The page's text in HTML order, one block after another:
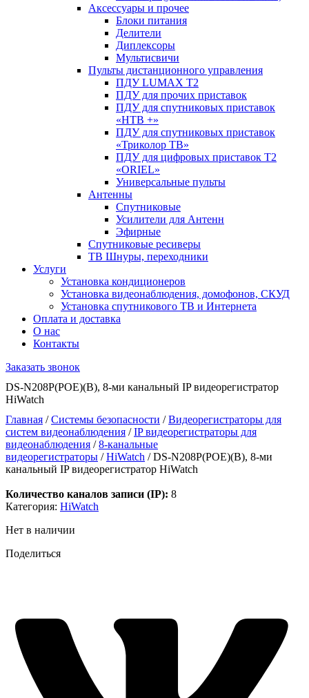
Аксессуары и прочее
Блоки питания
Делители
Диплексоры
Мультисвичи
Пульты дистанционного управления
ПДУ LUMAX Т2
ПДУ для прочих приставок
ПДУ для спутниковых приставок
«НТВ +»
ПДУ для спутниковых приставок
«Триколор ТВ»
ПДУ для цифровых приставок Т2
«ORIEL»
Универсальные пульты
Антенны
Спутниковые
Усилители для Антенн
Эфирные
Спутниковые ресиверы
ТВ Шнуры, переходники
Услуги
Установка кондиционеров
Установка видеонаблюдения, домофонов, СКУД
Установка спутникового ТВ и Интернета
Оплата и доставка
О нас
Контакты
Заказать звонок
DS-N208P(POE)(B), 8-ми канальный IP видеорегистратор
HiWatch
Главная /Системы безопасности /Видеорегистраторы для
систем видеонаблюдения /IP видеорегистраторы для
видеонаблюдения /8-канальные
видеорегистраторы /HiWatch / DS-N208P(POE)(B), 8-ми
канальный IP видеорегистратор HiWatch
Количество каналов записи (IP): 8
Категория: HiWatch
Нет в наличии
Поделиться